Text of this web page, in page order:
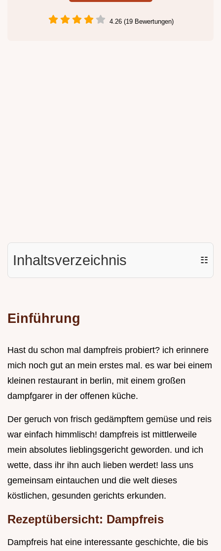
4.26 (19 Bewertungen)
Inhaltsverzeichnis ☷
Einführung
Hast du schon mal dampfreis probiert? ich erinnere
mich noch gut an mein erstes mal. es war bei einem
kleinen restaurant in berlin, mit einem großen
dampfgarer in der offenen küche.
Der geruch von frisch gedämpftem gemüse und reis
war einfach himmlisch! dampfreis ist mittlerweile
mein absolutes lieblingsgericht geworden. und ich
wette, dass ihr ihn auch lieben werdet! lass uns
gemeinsam eintauchen und die welt dieses
köstlichen, gesunden gerichts erkunden.
Rezeptübersicht: Dampfreis
Dampfreis hat eine interessante geschichte, die bis